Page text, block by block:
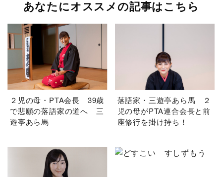
あなたにオススメの記事はこちら
２児の母・PTA会長 39歳
で悲願の落語家の道へ 三
遊亭あら馬
落語家・三遊亭あら馬 ２
児の母がPTA連合会長と前
座修行を掛け持ち！